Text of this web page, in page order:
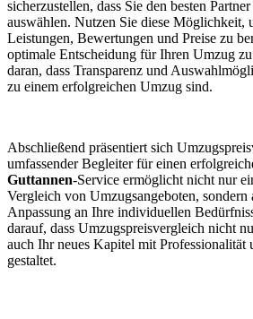
sicherzustellen, dass Sie den besten
auswählen. Nutzen Sie diese Möglichkeit,
Leistungen, Bewertungen und Preise zu
optimale Entscheidung für Ihren Umzug
daran, dass Transparenz und
zu einem erfolgreichen Umzug sind.
Abschließend präsentiert sich
umfassender Begleiter für einen
Guttannen-Service ermöglicht nicht nur
Vergleich von Umzugsangeboten,
Anpassung an Ihre individuellen
darauf, dass Umzugspreisvergleich nicht
auch Ihr neues Kapitel mit Professionalität
gestaltet.